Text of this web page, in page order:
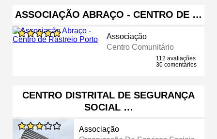
ASSOCIAÇÃO ABRAÇO - CENTRO DE …
Associação
Centro Comunitário
112 avaliações
30 comentários
CENTRO DISTRITAL DE SEGURANÇA
SOCIAL …
Associação